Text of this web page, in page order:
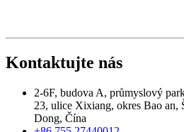
Kontaktujte nás
2-6F, budova A, průmyslový
23, ulice Xixiang, okres Bao an,
Dong, Čína